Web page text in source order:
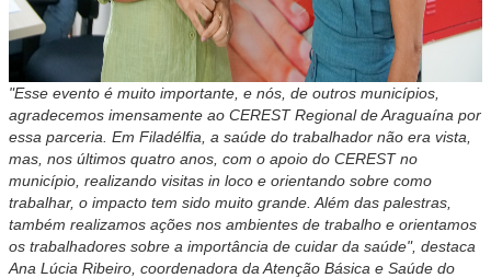
"Esse evento é muito importante, e nós, de outros municípios,
agradecemos imensamente ao CEREST Regional de Araguaína por
essa parceria. Em Filadélfia, a saúde do trabalhador não era vista,
mas, nos últimos quatro anos, com o apoio do CEREST no
município, realizando visitas in loco e orientando sobre como
trabalhar, o impacto tem sido muito grande. Além das palestras,
também realizamos ações nos ambientes de trabalho e orientamos
os trabalhadores sobre a importância de cuidar da saúde", destaca
Ana Lúcia Ribeiro, coordenadora da Atenção Básica e Saúde do